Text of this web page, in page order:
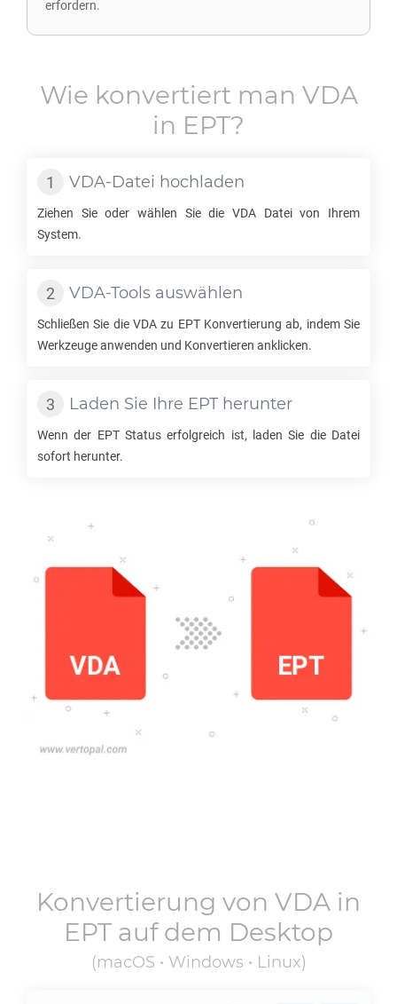
erfordern.
Wie konvertiert man VDA
in EPT?
VDA-Datei hochladen
Ziehen Sie oder wählen Sie die VDA Datei von Ihrem
System.
VDA-Tools auswählen
Schließen Sie die VDA zu EPTKonvertierung ab, indem Sie
Werkzeuge anwenden und Konvertieren anklicken.
Laden Sie Ihre EPTherunter
Wenn der EPTStatus erfolgreich ist, laden Sie die Datei
sofort herunter.
Konvertierung von VDA in
EPT auf dem Desktop
(macOS • Windows • Linux)